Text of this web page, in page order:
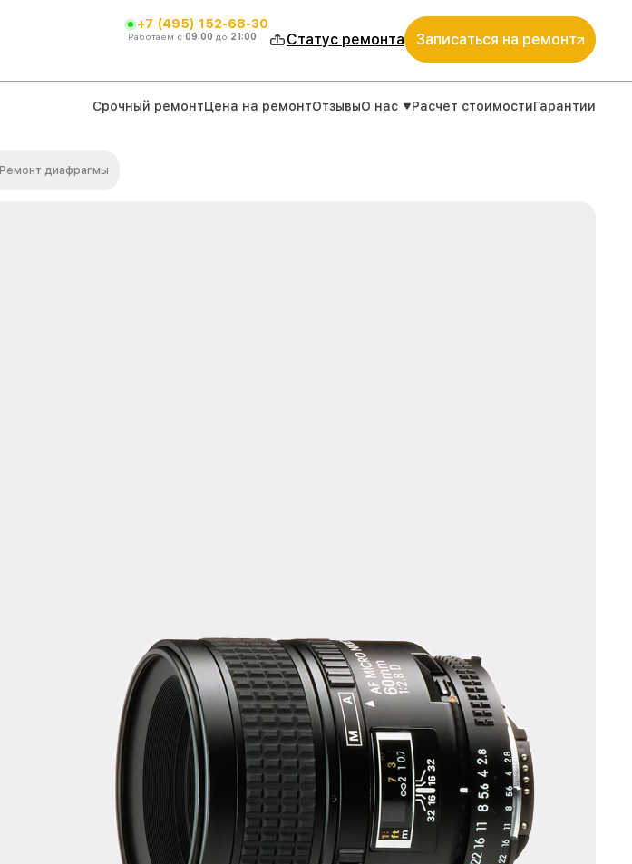
+7 (495) 152-68-30
Работаем с 09:00 до 21:00 Статус ремонта Записаться на ремонт
Срочный ремонтЦена на ремонтОтзывыО нас Расчёт стоимостиГарантии
Ремонт диафрагмы